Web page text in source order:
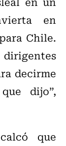
en
Chile.
decirme
dijo”,
que